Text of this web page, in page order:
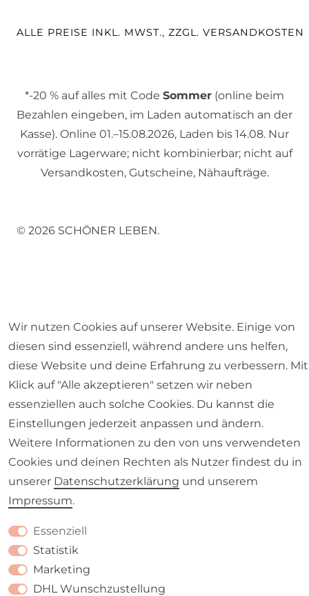
ALLE PREISE INKL. MWST., ZZGL. VERSANDKOSTEN
*-20 % auf alles mit Code Sommer (online beim
Bezahlen eingeben, im Laden automatisch an der
Kasse). Online 01.–15.08.2026, Laden bis 14.08. Nur
vorrätige Lagerware; nicht kombinierbar; nicht auf
Versandkosten, Gutscheine, Nähaufträge.
© 2026 SCHÖNER LEBEN.
Impressum Daten­schutz­erklärung AGB
Barrierefreiheitserklärung Widerrufs­recht
VERTRAG WIDERRUFEN
Wir nutzen Cookies auf unserer Website. Einige von
diesen sind essenziell, während andere uns helfen,
diese Website und deine Erfahrung zu verbessern. Mit
Klick auf "Alle akzeptieren" setzen wir neben
essenziellen auch solche Cookies. Du kannst die
Einstellungen jederzeit anpassen und ändern.
Weitere Informationen zu den von uns verwendeten
Cookies und deinen Rechten als Nutzer findest du in
unserer Daten­schutz­erklärung und unserem
Impressum.
Essenziell
Statistik
Marketing
DHL Wunschzustellung